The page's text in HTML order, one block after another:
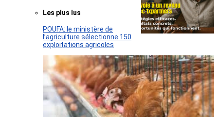
Les plus lus
POUFA: le ministère de
l’agriculture sélectionne 150
exploitations agricoles